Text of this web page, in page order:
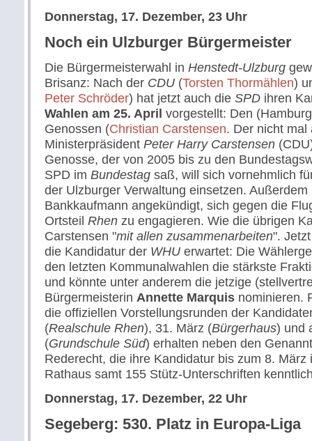
Donnerstag, 17. Dezember, 23 Uhr
Noch ein Ulzburger Bürgermeister
Die Bürgermeisterwahl in Henstedt-Ulzburg
Brisanz: Nach der CDU (Torsten Thormählen)
Peter Schröder) hat jetzt auch die SPD ihren
Wahlen am 25. April vorgestellt: Den
Genossen (Christian Carstensen. Der nicht mal
Ministerpräsident Peter Harry Carstensen
Genosse, der von 2005 bis zu den
SPD im Bundestag saß, will sich vornehmlich
der Ulzburger Verwaltung einsetzen.
Bankkaufmann angekündigt, sich gegen die
Ortsteil Rhen zu engagieren. Wie die übrigen
Carstensen "mit allen zusammenarbeiten".
die Kandidatur der WHU erwartet: Die
den letzten Kommunalwahlen die stärkste
und könnte unter anderem die jetzige
Bürgermeisterin Annette Marquis nominieren.
die offiziellen Vorstellungsrunden der
(Realschule Rhen), 31. März (Bürgerhaus) und
(Grundschule Süd) erhalten neben den
Rederecht, die ihre Kandidatur bis zum 8. März
Rathaus samt 155 Stütz-Unterschriften
Donnerstag, 17. Dezember, 22 Uhr
Segeberg: 530. Platz in Europa-Liga